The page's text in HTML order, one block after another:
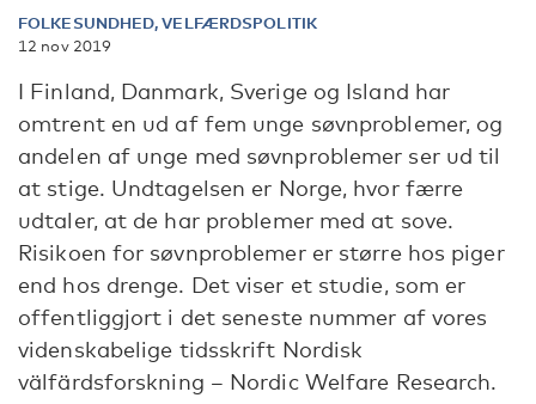
FOLKESUNDHED, VELFÆRDSPOLITIK
12 nov 2019
I Finland, Danmark, Sverige og Island har
omtrent en ud af fem unge søvnproblemer, og
andelen af unge med søvnproblemer ser ud til
at stige. Undtagelsen er Norge, hvor færre
udtaler, at de har problemer med at sove.
Risikoen for søvnproblemer er større hos piger
end hos drenge. Det viser et studie, som er
offentliggjort i det seneste nummer af vores
videnskabelige tidsskrift Nordisk
välfärdsforskning – Nordic Welfare Research.